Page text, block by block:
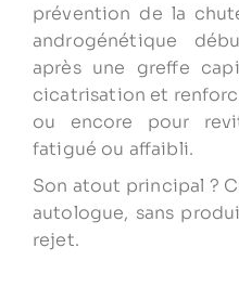
prévention de la
androgénétique
après une greffe
cicatrisation et
ou encore pour
fatigué ou affaibli.
Son atout principal ?
autologue, sans
rejet.